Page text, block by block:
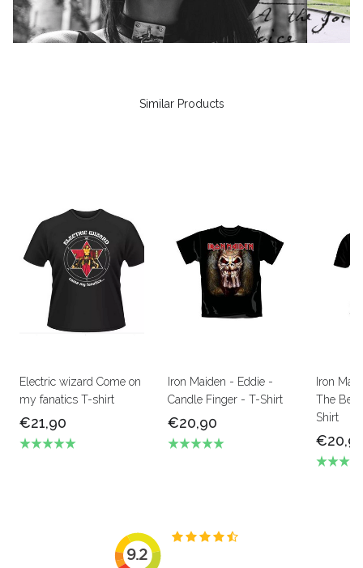
Similar Products
Electric wizard Come on
my fanatics T-shirt
€21,90
Iron Maiden - Eddie -
Candle Finger - T-Shirt
€20,90
Iron
The
Shirt